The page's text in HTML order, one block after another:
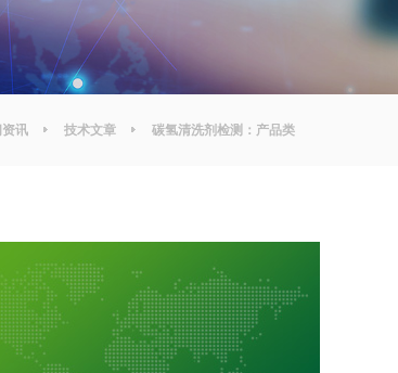
危废鉴定
更多
更多
在线咨询
化妆品检测
水资源检测
毒理检测
资讯 技术文章 碳氢清洗剂检测：产品类